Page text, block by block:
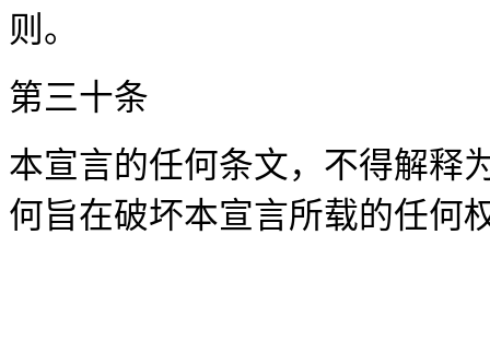
第三
本宣言的任何条文，不得解释
何旨在破坏本宣言所载的任何